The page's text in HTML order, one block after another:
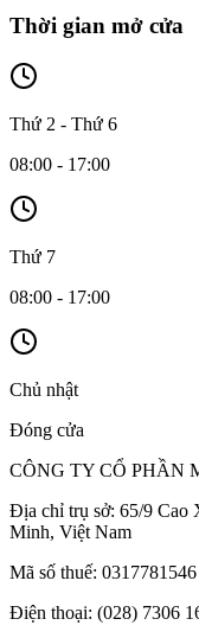
Thời gian mở cửa
Thứ 2 - Thứ 6
08:00 - 17:00
Thứ 7
08:00 - 17:00
Chủ nhật
Đóng cửa
CÔNG TY CỔ PHẦN
Địa chỉ trụ sở: 65/9 Cao
Minh, Việt Nam
Mã số thuế: 0317781546
Điện thoại: (028) 7306